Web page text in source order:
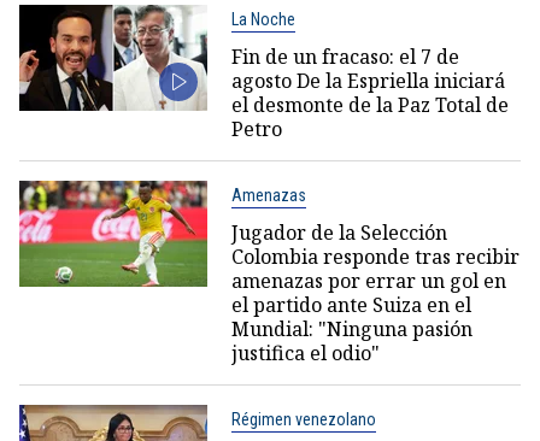
La Noche
Fin de un fracaso: el 7 de
agosto De la Espriella iniciará
el desmonte de la Paz Total de
Petro
Amenazas
Jugador de la Selección
Colombia responde tras recibir
amenazas por errar un gol en
el partido ante Suiza en el
Mundial: "Ninguna pasión
justifica el odio"
Régimen venezolano